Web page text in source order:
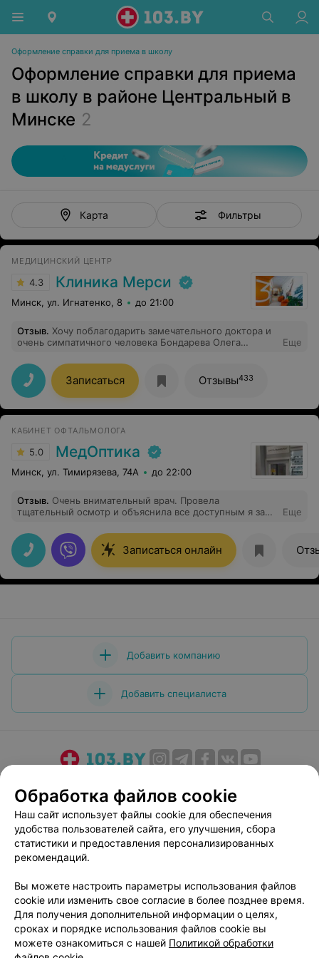
Оформление справки для приема в школу
Оформление справки для приема
в школу в районе Центральный в
Минске 2
Карта Фильтры
МЕДИЦИНСКИЙ ЦЕНТР
4.3 Клиника Мерси
Минск, ул. Игнатенко, 8 до 21:00
Отзыв. Хочу поблагодарить замечательного доктора и
очень симпатичного человека Бондарева Олега
полноценной жизни без постоянной боли. Теперь я
совершенно не ощущаю свой возраст. И, конечно,
спасибо всем медработникам, с кем я столкнулась в
клинике Мерси.
Еще
Записаться Отзывы433
КАБИНЕТ ОФТАЛЬМОЛОГА
5.0 МедОптика
Минск, ул. Тимирязева, 74А до 22:00
Отзыв. Очень внимательный врач. Провела
тщательный осмотр и объяснила все доступным я за
Еще
Записаться онлайн
Добавить компанию
Добавить специалиста
Медицинский маркетинг
Публичный договор
Пользовательское соглашение
Способы оплаты
Вакансии
Партнеры
Написать руководителю 103.by
Персональные настройки cookie
Обработка персональных данных
Обработка файлов cookie
Наш сайт использует файлы cookie для обеспечения
удобства пользователей сайта, его улучшения, сбора
статистики и предоставления персонализированных
рекомендаций.
Вы можете настроить параметры использования файлов
cookie или изменить свое согласие в более позднее время.
Для получения дополнительной информации о целях,
сроках и порядке использования файлов cookie вы
можете ознакомиться с нашей Политикой обработки